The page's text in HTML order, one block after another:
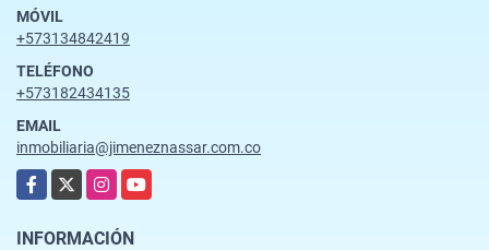
MÓVIL
+573134842419
TELÉFONO
+573182434135
EMAIL
inmobiliaria@jimeneznassar.com.co
Facebook
X InstagramYouTube
INFORMACIÓN